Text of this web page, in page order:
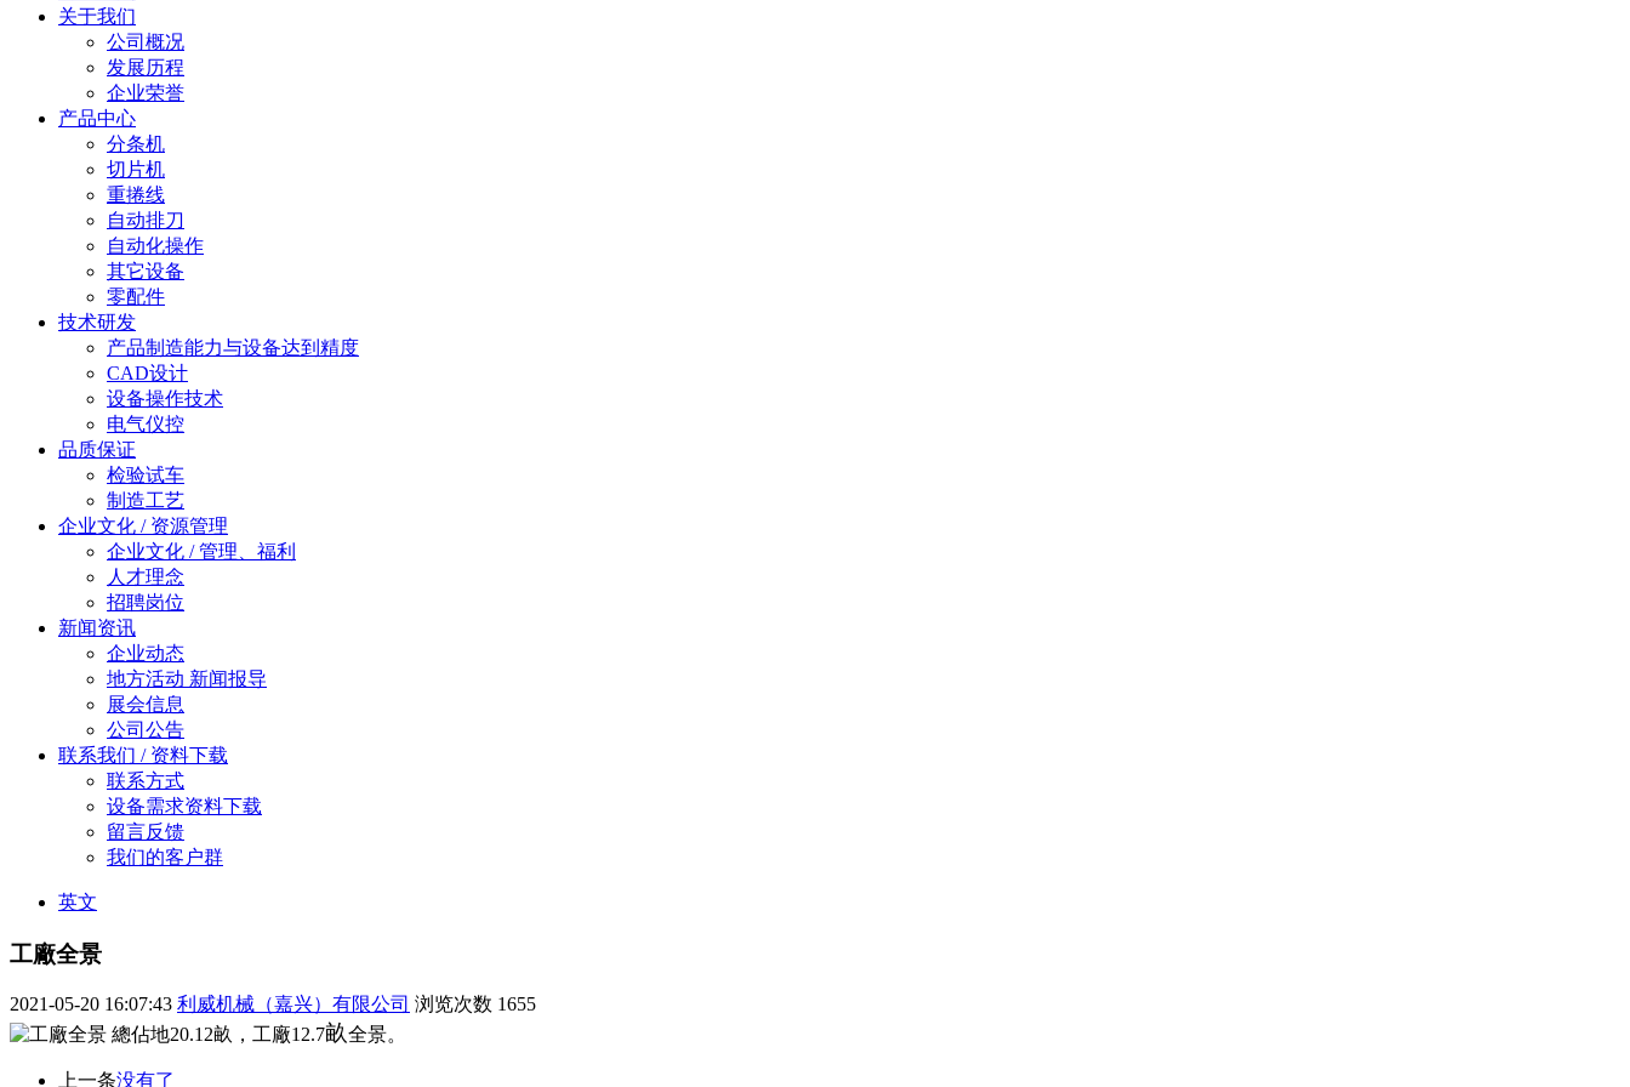
关于我们
公司概况
发展历程
企业荣誉
产品中心
分条机
切片机
重捲线
自动排刀
自动化操作
其它设备
零配件
技术研发
产品制造能力与设备达到精度
CAD设计
设备操作技术
电气仪控
品质保证
检验试车
制造工艺
企业文化 / 资源管理
企业文化 / 管理、福利
人才理念
招聘岗位
新闻资讯
企业动态
地方活动 新闻报导
展会信息
公司公告
联系我们 / 资料下载
联系方式
设备需求资料下载
留言反馈
我们的客户群
英文
工廠全景
2021-05-20 16:07:43 利威机械（嘉兴）有限公司 浏览次数 1655
總佔地20.12畝，工廠12.7畝全景。
上一条没有了